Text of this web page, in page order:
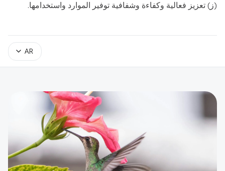
(ز) تعزيز فعالية وكفاءة وشفافية توفير الموارد واستخدامها.
AR